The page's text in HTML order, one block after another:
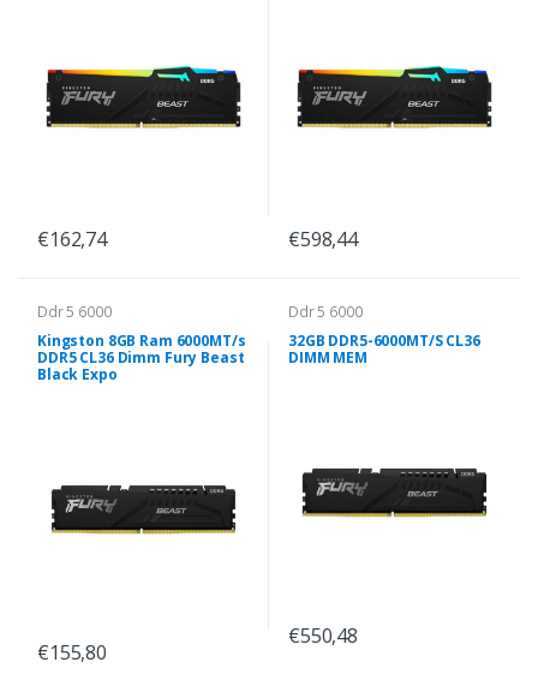
€162,74 €598,44
Ddr 5 6000
Kingston 8GB Ram 6000MT/s
DDR5 CL36 Dimm Fury Beast
Black Expo
€155,80
Ddr 5 6000
32GB DDR5-6000MT/S CL36
DIMM MEM
€550,48